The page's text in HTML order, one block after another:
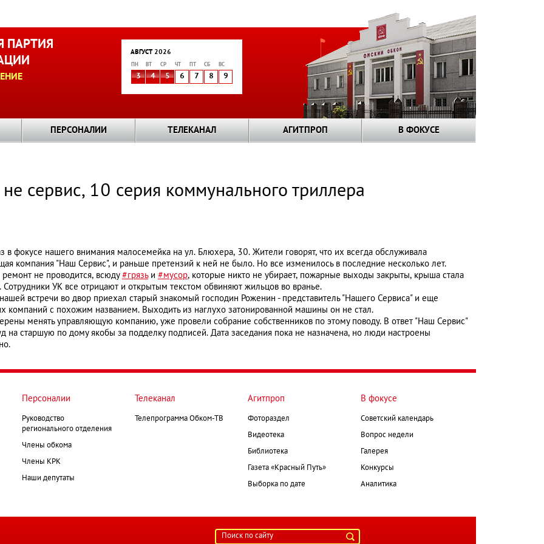
ПАРТИЯ
АВГУСТ 2026
ПН ВТ СР ЧТ СБ ВС
3 4 5 6 7 8 9
ПЕРСОНАЛИИ ТЕЛЕКАНАЛ АГИТПРОП В ФОКУСЕ
сервис, 10 серия коммунального триллера
в фокусе нашего внимания малосемейка на ул. Блюхера, 30. Жители говорят, что их всегда обслуживала
компания "Наш Сервис", и раньше претензий к ней не было. Но все изменилось в последние несколько лет.
ремонт не проводится, всюду #грязьи #мусор, которые никто не убирает, пожарные выходы закрыты, крыша стала
Сотрудники УК все отрицают и открытым текстом обвиняют жильцов во вранье.
встречи во двор приехал старый знакомый господин Роженин - представитель "Нашего Сервиса" и еще
компаний с похожим названием. Выходить из наглухо затонированной машины он не стал.
менять управляющую компанию, уже провели собрание собственников по этому поводу. В ответ "Наш Сервис"
на старшую по дому якобы за подделку подписей. Дата заседания пока не назначена, но люди настроены
Персоналии
Руководство
регионального отделения
Члены обкома
Члены КРК
Наши депутаты
Телеканал
Телепрограмма Обком-ТВ
Агитпроп
Фотораздел
Видеотека
Библиотека
Газета «Красный Путь»
Выборка по дате
В фокусе
Советский календарь
Вопрос недели
Галерея
Конкурсы
Аналитика